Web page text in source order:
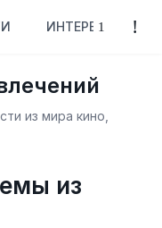
ИНТЕРЕСНОЕ
из мира кино,
из